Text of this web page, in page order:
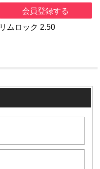
会員登録する
リムロック 2.50